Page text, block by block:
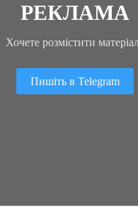
РЕКЛАМА
Хочете розмістити
Пишіть в Telegram